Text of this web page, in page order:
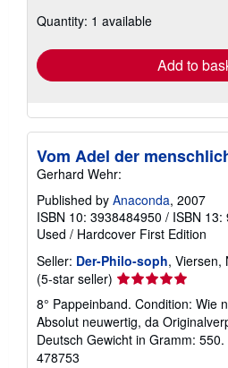
shipping
Quantity: 1 available
Add to
Vom Adel der
Gerhard Wehr:
Published by Anaconda, 2007
ISBN 10: 3938484950 / ISBN 13:
Used / Hardcover First Edition
Seller: Der-Philo-soph, Viersen,
(5-star seller) Seller
rating
5
out
of
8° Pappeinband. Condition: Wie
Absolut neuwertig, da
Deutsch Gewicht in Gramm: 550.
478753